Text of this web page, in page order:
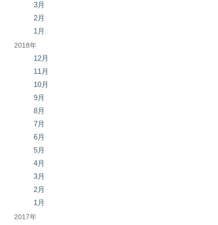
3月
2月
1月
2018年
12月
11月
10月
9月
8月
7月
6月
5月
4月
3月
2月
1月
2017年